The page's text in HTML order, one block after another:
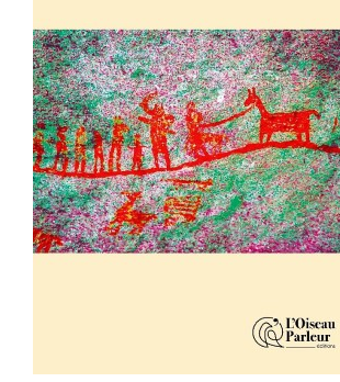
AJOUTER AU PANIER
/
DÉTAILS